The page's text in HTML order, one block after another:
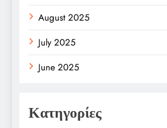
August 2025
July 2025
June 2025
Κατηγορίες